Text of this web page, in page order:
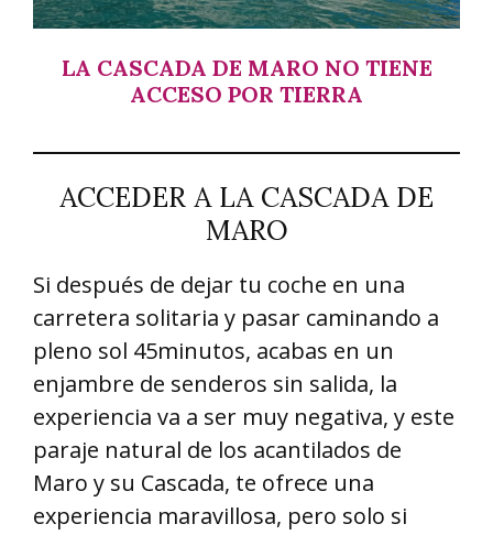
LA CASCADA DE MARO NO TIENE
ACCESO POR TIERRA
ACCEDER A LA CASCADA DE
MARO
Si después de dejar tu coche en una
carretera solitaria y pasar caminando a
pleno sol 45minutos, acabas en un
enjambre de senderos sin salida, la
experiencia va a ser muy negativa, y este
paraje natural de los acantilados de
Maro y su Cascada, te ofrece una
experiencia maravillosa, pero solo si